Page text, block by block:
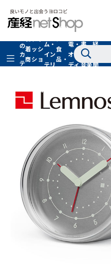
全
の
カ
テ
着
商
品
フ
ッ
シ
ョ
フ
ァ
シ
ョ
ン
ム・
イン
テリ
グル
食
品・
ドリ
家
電・
オー
ディ
書
籍・
音楽
経
聞